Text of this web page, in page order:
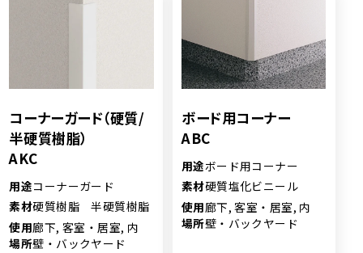
コーナーガード（硬質/
半硬質樹脂）
AKC
用途コーナーガード
素材硬質樹脂 半硬質樹脂
使用
場所
廊下, 客室・居室, 内
壁・バックヤード
ボード用コーナー
ABC
用途ボード用コーナー
素材硬質塩化ビニール
使用
場所
廊下, 客室・居室, 内
壁・バックヤード